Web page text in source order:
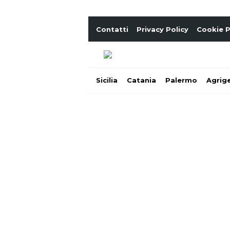
Contatti Privacy Policy Cookie
Sicilia Catania Palermo